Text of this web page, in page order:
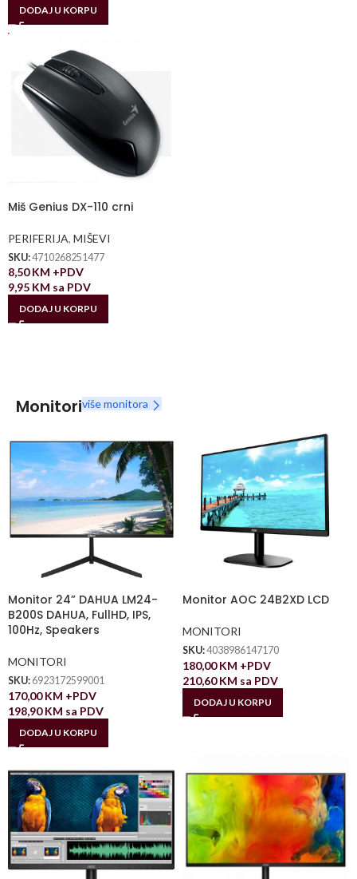
DODAJ U KORPU
Miš Genius DX-110 crni
PERIFERIJA, MIŠEVI
SKU:4710268251477
8,50KM +PDV
9,95 KM sa PDV
DODAJ U KORPU
Monitoriviše monitora
Monitor 24” DAHUA LM24-
B200S DAHUA, FullHD, IPS,
100Hz, Speakers
MONITORI
SKU: 6923172599001
170,00KM +PDV
198,90KM sa PDV
DODAJ U KORPU
Monitor AOC 24B2XD LCD
MONITORI
SKU:4038986147170
180,00KM +PDV
210,60KM sa PDV
DODAJ U KORPU